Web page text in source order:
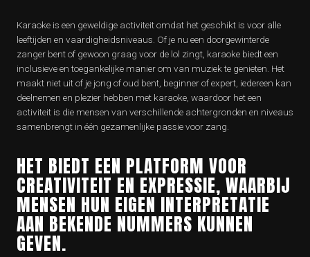
Karaoke is een geweldige activiteit omdat het geschikt is voor alle
leeftijden en vaardigheidsniveaus. Of je nu een doorgewinterde
zanger bent of gewoon graag voor de lol zingt, karaoke biedt een
inclusieve en toegankelijke manier om van muziek te genieten. Het
maakt niet uit of je jong of oud bent, beginner of expert, iedereen kan
deelnemen en plezier hebben met karaoke, waardoor het een
activiteit is die mensen van verschillende achtergronden en niveaus
samenbrengt in één gezamenlijke passie voor zang.
HET BIEDT EEN PLATFORM VOOR
CREATIVITEIT EN EXPRESSIE, WAARBIJ
MENSEN HUN EIGEN INTERPRETATIE
AAN BEKENDE NUMMERS KUNNEN
GEVEN.